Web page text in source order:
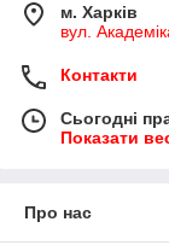
м. Харків
вул.
Контакти
Сьогодні
Показати
Про нас